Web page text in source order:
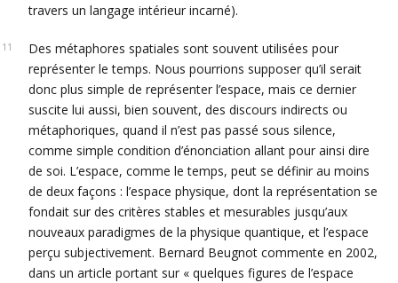
travers un langage intérieur incarné).
Des métaphores spatiales sont souvent utilisées pour
représenter le temps. Nous pourrions supposer qu’il serait
donc plus simple de représenter l’espace, mais ce dernier
suscite lui aussi, bien souvent, des discours indirects ou
métaphoriques, quand il n’est pas passé sous silence,
comme simple condition d’énonciation allant pour ainsi dire
de soi. L’espace, comme le temps, peut se définir au moins
de deux façons : l’espace physique, dont la représentation se
fondait sur des critères stables et mesurables jusqu’aux
nouveaux paradigmes de la physique quantique, et l’espace
perçu subjectivement. Bernard Beugnot commente en 2002,
dans un article portant sur « quelques figures de l’espace